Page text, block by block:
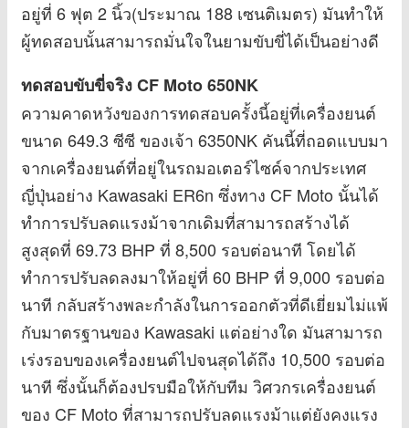
อยู่ที่ 6 ฟุต 2 นิ้ว(ประมาณ 188 เซนติเมตร) มันทำให้
ผู้ทดสอบนั้นสามารถมั่นใจในยามขับขี่ได้เป็นอย่างดี
ทดสอบขับขี่จริงCF Moto 650NK
ความคาดหวังของการทดสอบครั้งนี้อยู่ที่เครื่องยนต์
ขนาด 649.3 ซีซี ของเจ้า 6350NK คันนี้ที่ถอดแบบมา
จากเครื่องยนต์ที่อยู่ในรถมอเตอร์ไซค์จากประเทศ
ญี่ปุ่นอย่าง Kawasaki ER6n ซึ่งทาง CF Moto นั้นได้
ทำการปรับลดแรงม้าจากเดิมที่สามารถสร้างได้
สูงสุดที่ 69.73 BHP ที่ 8,500 รอบต่อนาที โดยได้
ทำการปรับลดลงมาให้อยู่ที่ 60 BHP ที่ 9,000 รอบต่อ
นาที กลับสร้างพละกำลังในการออกตัวที่ดีเยี่ยมไม่แพ้
กับมาตรฐานของ Kawasaki แต่อย่างใด มันสามารถ
เร่งรอบของเครื่องยนต์ไปจนสุดได้ถึง 10,500 รอบต่อ
นาที ซึ่งนั้นก็ต้องปรบมือให้กับทีม วิศวกรเครื่องยนต์
ของ CF Moto ที่สามารถปรับลดแรงม้าแต่ยังคงแรง